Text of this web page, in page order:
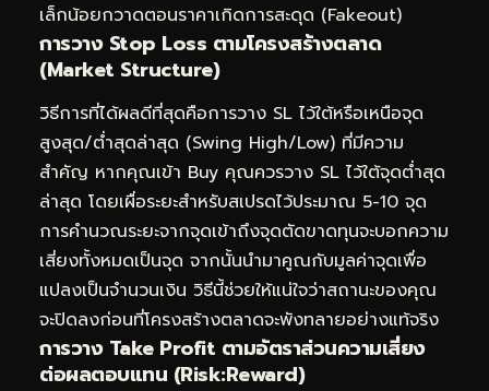
เล็กน้อยกวาดตอนราคาเกิดการสะดุด (Fakeout)
การวาง Stop Loss ตามโครงสร้างตลาด
(Market Structure)
วิธีการที่ได้ผลดีที่สุดคือการวาง SL ไว้ใต้หรือเหนือจุด
สูงสุด/ต่ำสุดล่าสุด (Swing High/Low) ที่มีความ
สำคัญ หากคุณเข้า Buy คุณควรวาง SL ไว้ใต้จุดต่ำสุด
ล่าสุด โดยเผื่อระยะสำหรับสเปรดไว้ประมาณ 5-10 จุด
การคำนวณระยะจากจุดเข้าถึงจุดตัดขาดทุนจะบอกความ
เสี่ยงทั้งหมดเป็นจุด จากนั้นนำมาคูณกับมูลค่าจุดเพื่อ
แปลงเป็นจำนวนเงิน วิธีนี้ช่วยให้แน่ใจว่าสถานะของคุณ
จะปิดลงก่อนที่โครงสร้างตลาดจะพังทลายอย่างแท้จริง
การวาง Take Profit ตามอัตราส่วนความเสี่ยง
ต่อผลตอบแทน (Risk:Reward)